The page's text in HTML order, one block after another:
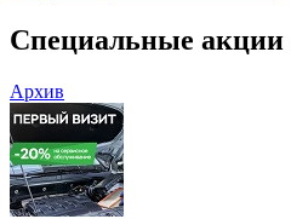
Специальные акции
Архив